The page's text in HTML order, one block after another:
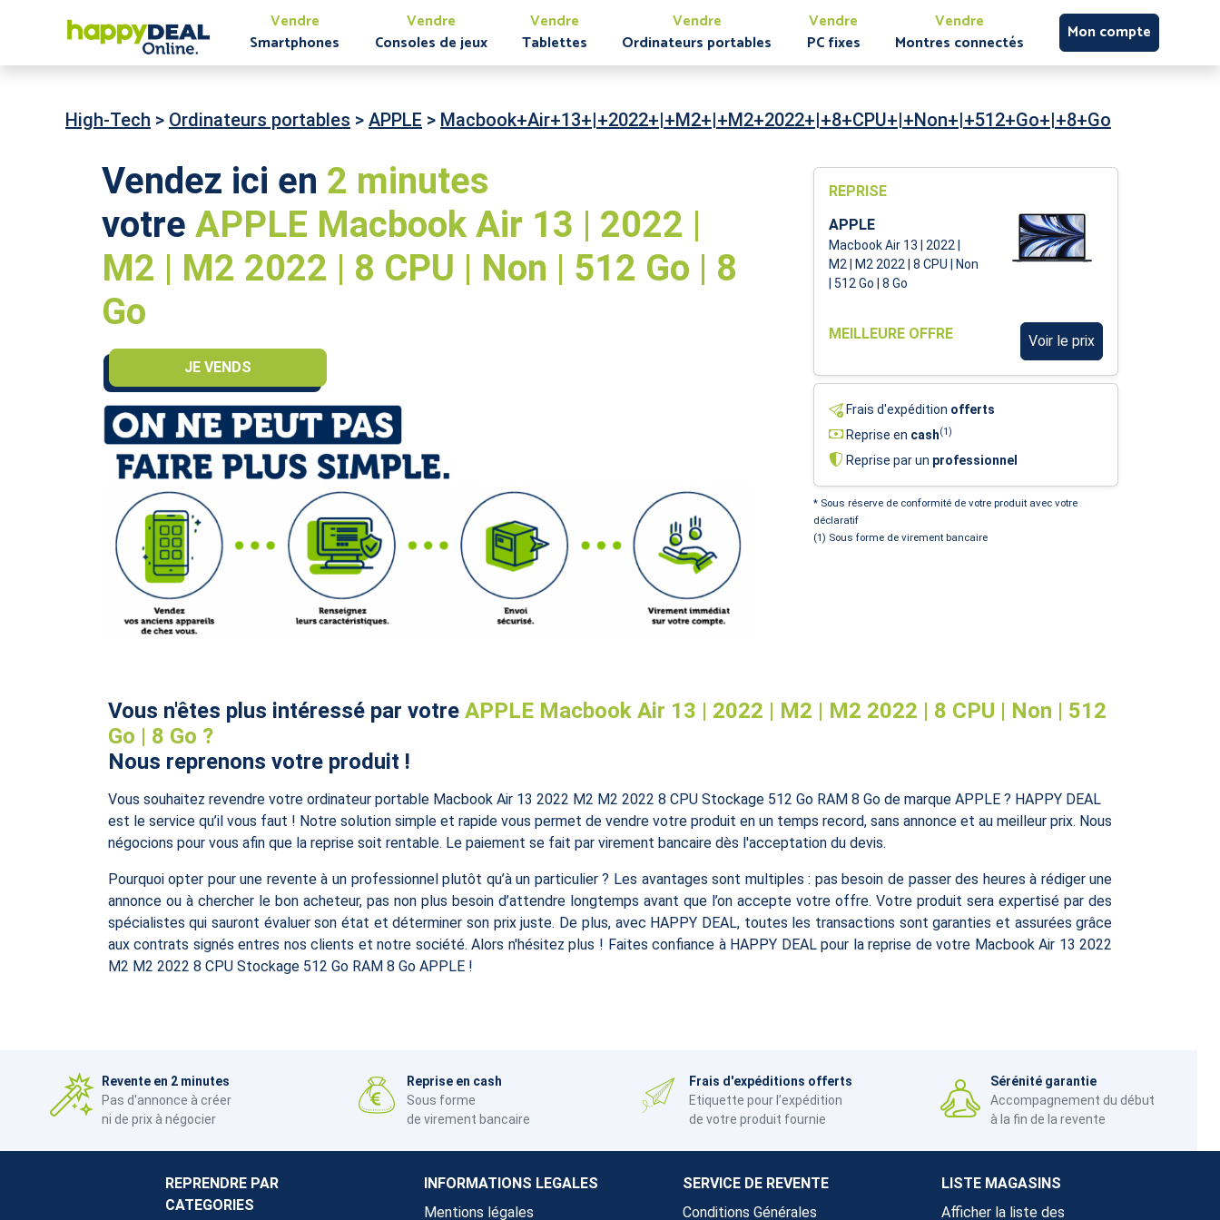
Vendre
Smartphones
Vendre
Consoles de jeux
Vendre
Tablettes
Vendre
Ordinateurs portables
Vendre
PC fixes
Vendre
Montres connectés
Mon compte
High-Tech > Ordinateurs portables > APPLE > Macbook+Air+13+|+2022+|+M2+|+M2+2022+|+8+CPU+|+Non+|+512+Go+|+8+Go
Vendez ici en 2 minutes
votre APPLE Macbook Air 13 | 2022 |
M2 | M2 2022 | 8 CPU | Non | 512 Go | 8
Go
JE VENDS
REPRISE
APPLE
Macbook Air 13 | 2022 |
M2 | M2 2022 | 8 CPU | Non
| 512 Go | 8 Go
MEILLEURE OFFRE Voir le prix
Frais d'expédition offerts
Reprise en cash(1)
Reprise par un professionnel
* Sous réserve de conformité de votre produit avec votre
déclaratif
(1) Sous forme de virement bancaire
Vous n'êtes plus intéressé par votre APPLE Macbook Air 13 | 2022 | M2 | M2 2022 | 8 CPU | Non | 512
Go | 8 Go ?
Nous reprenons votre produit !
Vous souhaitez revendre votre ordinateur portable Macbook Air 13 2022 M2 M2 2022 8 CPU Stockage 512 Go RAM 8 Go de marque APPLE ? HAPPY DEAL
est le service qu’il vous faut ! Notre solution simple et rapide vous permet de vendre votre produit en un temps record, sans annonce et au meilleur prix. Nous
négocions pour vous afin que la reprise soit rentable. Le paiement se fait par virement bancaire dès l'acceptation du devis.
Pourquoi opter pour une revente à un professionnel plutôt qu’à un particulier ? Les avantages sont multiples : pas besoin de passer des heures à rédiger une
annonce ou à chercher le bon acheteur, pas non plus besoin d’attendre longtemps avant que l’on accepte votre offre. Votre produit sera expertisé par des
spécialistes qui sauront évaluer son état et déterminer son prix juste. De plus, avec HAPPY DEAL, toutes les transactions sont garanties et assurées grâce
aux contrats signés entres nos clients et notre société. Alors n'hésitez plus ! Faites confiance à HAPPY DEAL pour la reprise de votre Macbook Air 13 2022
M2 M2 2022 8 CPU Stockage 512 Go RAM 8 Go APPLE !
Revente en 2 minutes
Pas d'annonce à créer
ni de prix à négocier
Reprise en cash
Sous forme
de virement bancaire
Frais d'expéditions offerts
Etiquette pour l’expédition
de votre produit fournie
Sérénité garantie
Accompagnement du début
à la fin de la revente
REPRENDRE PAR
CATEGORIES
INFORMATIONS LEGALES
Mentions légales
SERVICE DE REVENTE
Conditions Générales
LISTE MAGASINS
Afficher la liste des